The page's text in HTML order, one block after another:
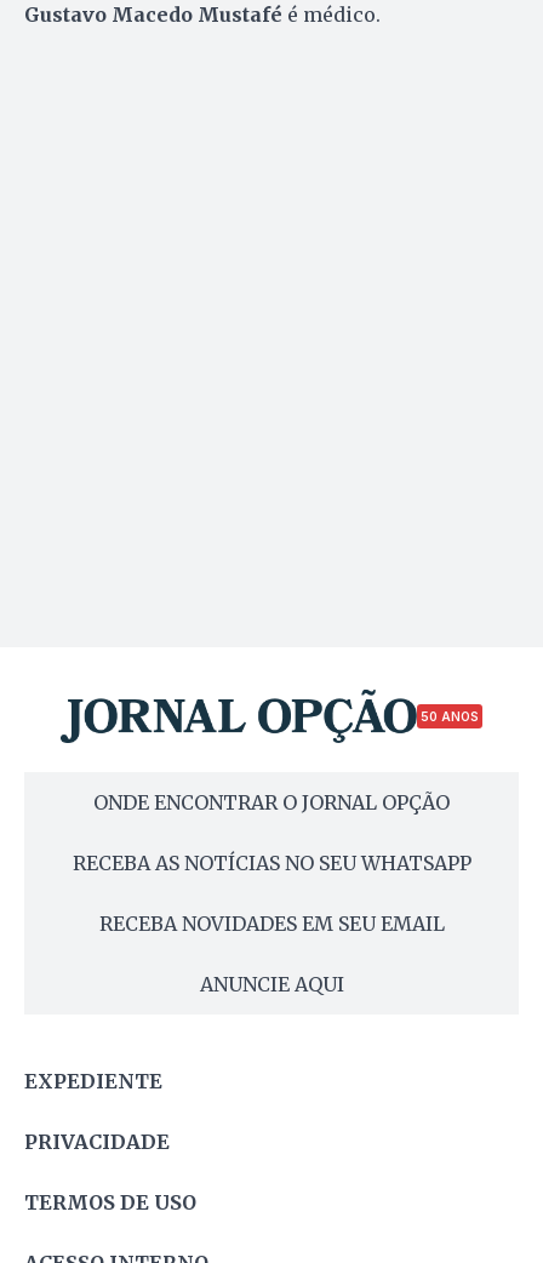
Gustavo Macedo Mustafé é médico.
50 ANOS
ONDE ENCONTRAR O JORNAL OPÇÃO
RECEBA AS NOTÍCIAS NO SEU WHATSAPP
RECEBA NOVIDADES EM SEU EMAIL
ANUNCIE AQUI
EXPEDIENTE
PRIVACIDADE
TERMOS DE USO